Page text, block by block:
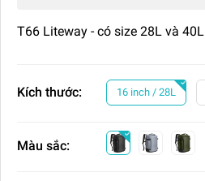
T66 Liteway - có size 28L và 40L
Kích thước: 16 inch / 28L
Màu sắc: